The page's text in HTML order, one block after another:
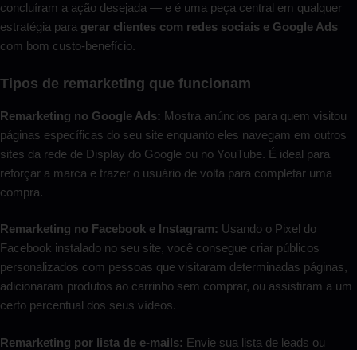
concluíram a ação desejada — e é uma peça central em qualquer
estratégia para gerar clientes com redes sociais e Google Ads
com bom custo-benefício.
Tipos de remarketing que funcionam
Remarketing no Google Ads: Mostra anúncios para quem visitou
páginas específicas do seu site enquanto eles navegam em outros
sites da rede de Display do Google ou no YouTube. É ideal para
reforçar a marca e trazer o usuário de volta para completar uma
compra.
Remarketing no Facebook e Instagram: Usando o Pixel do
Facebook instalado no seu site, você consegue criar públicos
personalizados com pessoas que visitaram determinadas páginas,
adicionaram produtos ao carrinho sem comprar, ou assistiram a um
certo percentual dos seus vídeos.
Remarketing por lista de e-mails: Envie sua lista de leads ou